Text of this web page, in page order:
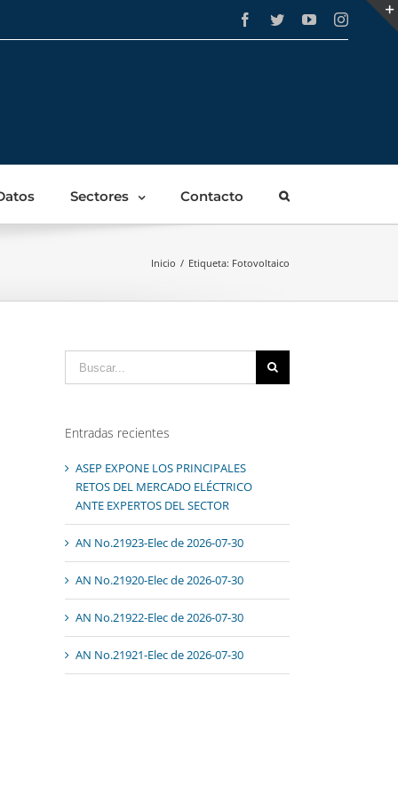
Facebook
TwitterYouTube
Sectores Contacto
Inicio / Etiqueta: Fotovoltaico
Entradas recientes
ASEP EXPONE LOS PRINCIPALES
RETOS DEL MERCADO ELÉCTRICO
ANTE EXPERTOS DEL SECTOR
AN No.21923-Elec de 2026-07-30
AN No.21920-Elec de 2026-07-30
AN No.21922-Elec de 2026-07-30
AN No.21921-Elec de 2026-07-30